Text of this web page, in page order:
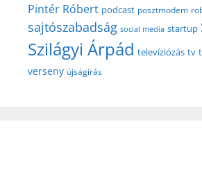
Pintér Róbert podcast posztmodem
sajtószabadság social media startup
Szilágyi Árpád televíziózás tv
verseny újságírás